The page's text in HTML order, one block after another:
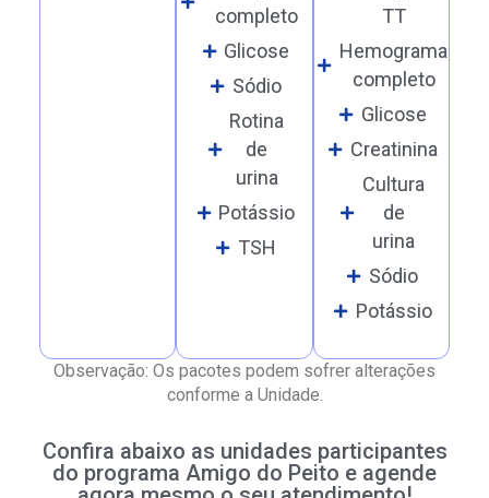
completo
Glicose
Sódio
Rotina
de
urina
Potássio
TSH
TT
Hemograma
completo
Glicose
Creatinina
Cultura
de
urina
Sódio
Potássio
Observação: Os pacotes podem sofrer alterações
conforme a Unidade.
Confira abaixo as unidades participantes
do programa Amigo do Peito e agende